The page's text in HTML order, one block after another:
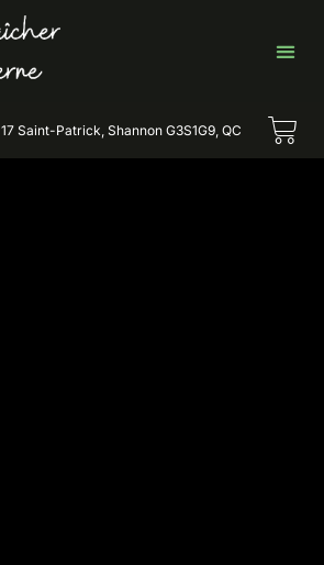
17 Saint-Patrick, Shannon G3S1G9, QC